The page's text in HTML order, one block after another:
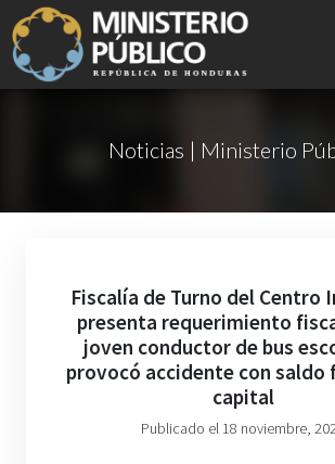
Noticias | Ministerio
Fiscalía de Turno del Centro
presenta requerimiento
joven conductor de bus
provocó accidente con saldo
capital
Publicado el 18 noviembre,